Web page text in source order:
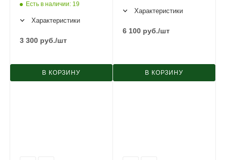
Есть в наличии: 19
Характеристики
3 300 руб./шт
В КОРЗИНУ
Характеристики
6 100 руб./шт
В КОРЗИНУ